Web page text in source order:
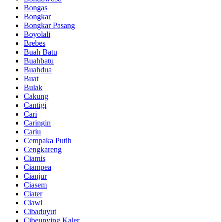
Bongas
Bongkar
Bongkar Pasang
Boyolali
Brebes
Buah Batu
Buahbatu
Buahdua
Buat
Bulak
Cakung
Cantigi
Cari
Caringin
Cariu
Cempaka Putih
Cengkareng
Ciamis
Ciampea
Cianjur
Ciasem
Ciater
Ciawi
Cibaduyut
Cibeunying Kaler